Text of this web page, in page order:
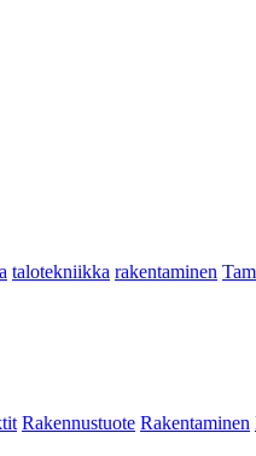
talotekniikka rakentaminen
Rakennustuote Rakentaminen